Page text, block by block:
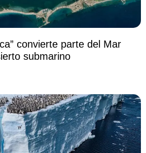
convierte parte del Mar
submarino